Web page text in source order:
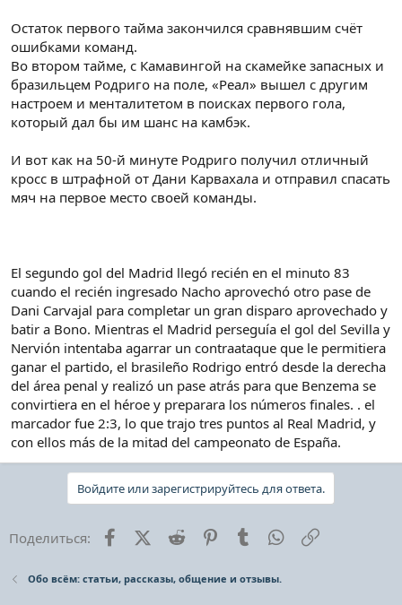
Остаток первого тайма закончился сравнявшим счёт
ошибками команд.
Во втором тайме, с Камавингой на скамейке запасных и
бразильцем Родриго на поле, «Реал» вышел с другим
настроем и менталитетом в поисках первого гола,
который дал бы им шанс на камбэк.
И вот как на 50-й минуте Родриго получил отличный
кросс в штрафной от Дани Карвахала и отправил спасать
мяч на первое место своей команды.
El segundo gol del Madrid llegó recién en el minuto 83
cuando el recién ingresado Nacho aprovechó otro pase de
Dani Carvajal para completar un gran disparo aprovechado y
batir a Bono. Mientras el Madrid perseguía el gol del Sevilla y
Nervión intentaba agarrar un contraataque que le permitiera
ganar el partido, el brasileño Rodrigo entró desde la derecha
del área penal y realizó un pase atrás para que Benzema se
convirtiera en el héroe y preparara los números finales. . el
marcador fue 2:3, lo que trajo tres puntos al Real Madrid, y
con ellos más de la mitad del campeonato de España.
Войдите или зарегистрируйтесь для ответа.
Поделиться: FacebookX (Twitter)
Reddit PinterestTumblr WhatsApp
Обо всём: статьи, рассказы, общение и отзывы.